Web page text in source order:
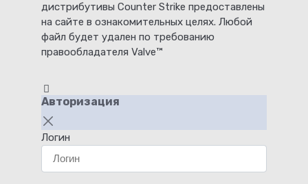
дистрибутивы Counter Strike предоставлены
на сайте в ознакомительных целях. Любой
файл будет удален по требованию
правообладателя Valve™
Авторизация
Логин